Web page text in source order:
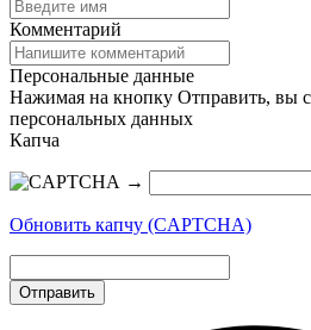
Комментарий
Персональные данные
Нажимая на кнопку Отправить, вы
персональных данных
Капча
→
Обновить капчу (CAPTCHA)
Отправить